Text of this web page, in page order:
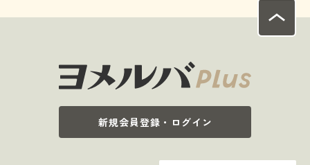
新規会員登録・ログイン